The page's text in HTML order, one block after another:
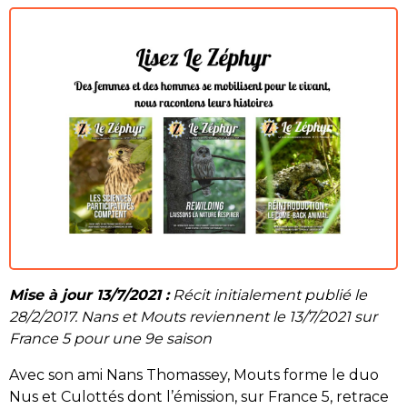
Mise à jour 13/7/2021 :Récit initialement publié le
28/2/2017. Nans et Mouts reviennent le 13/7/2021 sur
France 5 pour une 9e saison
Avec son ami Nans Thomassey, Mouts forme le duo
Nus et Culottés dont l’émission, sur France 5, retrace